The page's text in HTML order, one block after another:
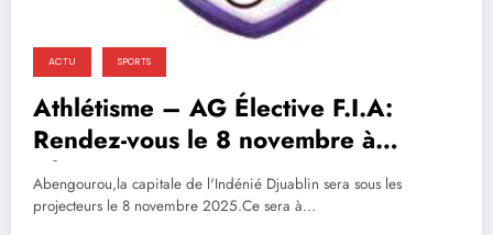
ACTU SPORTS
Athlétisme – AG Élective F.I.A:
Rendez-vous le 8 novembre à
Abengourou !
Abengourou,la capitale de l'Indénié Djuablin sera sous les
projecteurs le 8 novembre 2025.Ce sera à…